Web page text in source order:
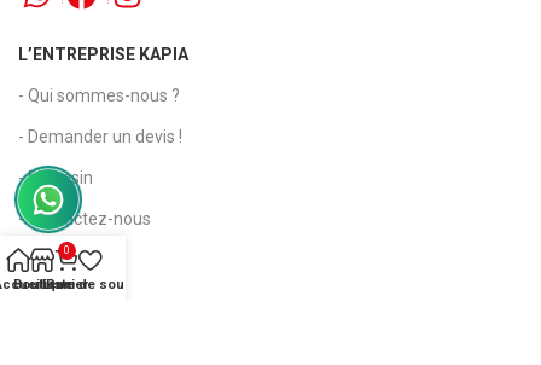
L’ENTREPRISE KAPIA
- Qui sommes-nous ?
- Demander un devis !
- Magasin
- Contactez-nous
- FAQs ?
Boutique
0
Panier
Liste de souhaits